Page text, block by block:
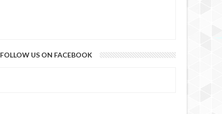
FOLLOW US ON FACEBOOK